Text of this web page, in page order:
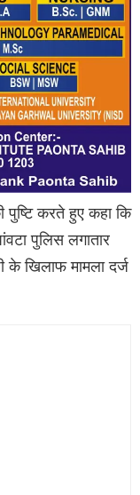
पुष्टि करते हुए कहा कि
पुलिस लगातार
के खिलाफ मामला दर्ज